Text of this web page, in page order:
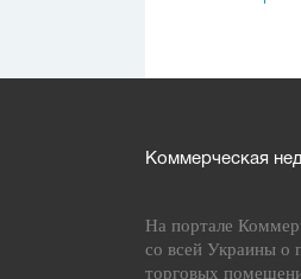
Коммерческая
На портале
со всей Украины о
торговых